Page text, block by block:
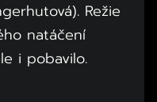
Režie
natáčení
i pobavilo.